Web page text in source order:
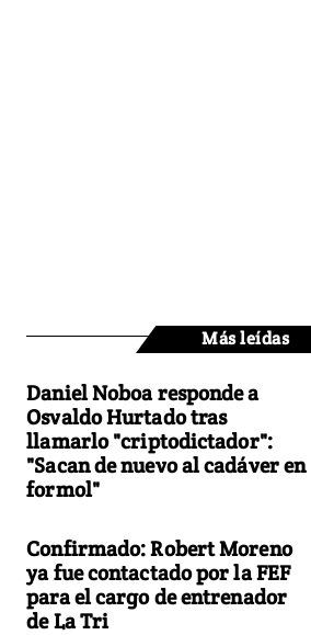
Más leídas
Daniel Noboa responde a
Osvaldo Hurtado tras
llamarlo "criptodictador":
"Sacan de nuevo al cadáver en
formol"
Confirmado: Robert Moreno
ya fue contactado por la FEF
para el cargo de entrenador
de La Tri